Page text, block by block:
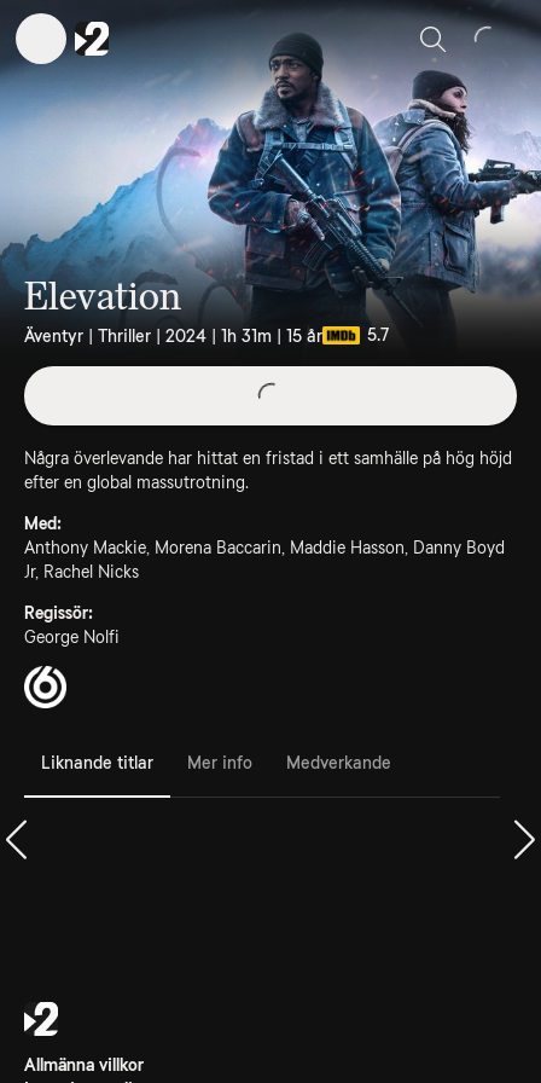
Sök
Elevation
Äventyr | Thriller | 2024 | 1h 31m | 15 år 5.7
Några överlevande har hittat en fristad i ett samhälle på hög höjd
efter en global massutrotning.
Med:
Anthony Mackie, Morena Baccarin, Maddie Hasson, Danny Boyd
Jr, Rachel Nicks
Regissör:
George Nolfi
Liknande titlar Mer info Medverkande
Allmänna villkor